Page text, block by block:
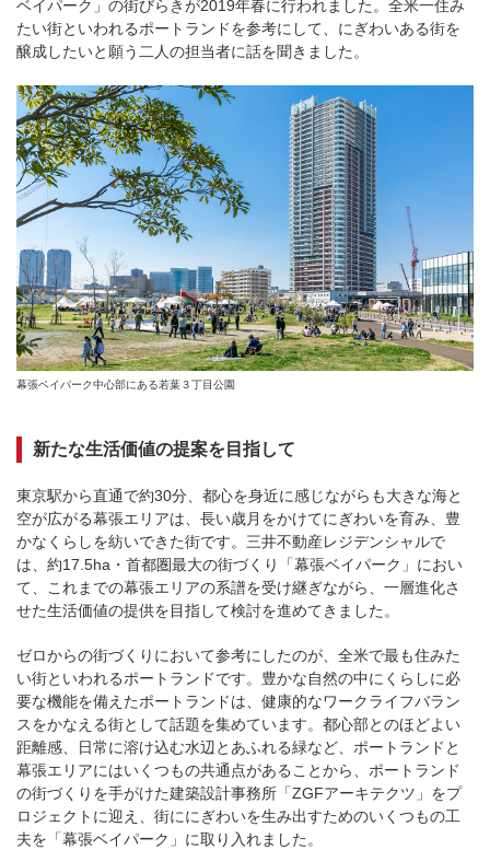
ベイパーク」の街びらきが2019年春に行われました。全米一住み
たい街といわれるポートランドを参考にして、にぎわいある街を
醸成したいと願う二人の担当者に話を聞きました。
幕張ベイパーク中心部にある若葉３丁目公園
新たな生活価値の提案を目指して
東京駅から直通で約30分、都心を身近に感じながらも大きな海と
空が広がる幕張エリアは、長い歳月をかけてにぎわいを育み、豊
かなくらしを紡いできた街です。三井不動産レジデンシャルで
は、約17.5ha・首都圏最大の街づくり「幕張ベイパーク」におい
て、これまでの幕張エリアの系譜を受け継ぎながら、一層進化さ
せた生活価値の提供を目指して検討を進めてきました。
ゼロからの街づくりにおいて参考にしたのが、全米で最も住みた
い街といわれるポートランドです。豊かな自然の中にくらしに必
要な機能を備えたポートランドは、健康的なワークライフバラン
スをかなえる街として話題を集めています。都心部とのほどよい
距離感、日常に溶け込む水辺とあふれる緑など、ポートランドと
幕張エリアにはいくつもの共通点があることから、ポートランド
の街づくりを手がけた建築設計事務所「ZGFアーキテクツ」をプ
ロジェクトに迎え、街ににぎわいを生み出すためのいくつもの工
夫を「幕張ベイパーク」に取り入れました。